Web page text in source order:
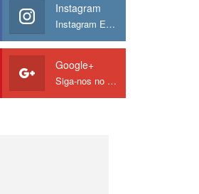
Instagram
Instagram Europamos
Google+
Siga-nos no Google